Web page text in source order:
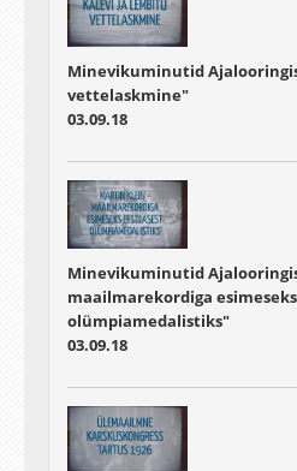
Minevikuminutid
vettelaskmine"
03.09.18
Minevikuminutid
maailmarekordiga
olümpiamedalistiks"
03.09.18